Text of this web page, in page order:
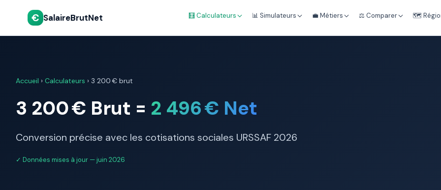
€ SalaireBrutNet 🧮 Calculateurs 📊 Simulateurs 💼 Métiers ⚖️ Comparer 🗺️
Accueil › Calculateurs › 3 200 € brut
3 200 € Brut = 2 496 € Net
Conversion précise avec les cotisations sociales URSSAF 2026
✓ Données mises à jour — juin 2026